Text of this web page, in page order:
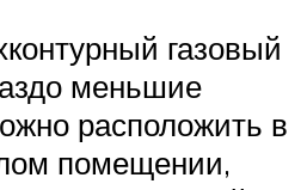
газовый
меньшие
расположить в
помещении,